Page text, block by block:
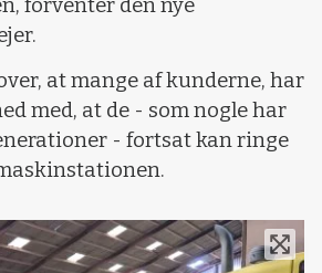
forventer den nye
at mange af kunderne, har
med, at de - som nogle har
- fortsat kan ringe